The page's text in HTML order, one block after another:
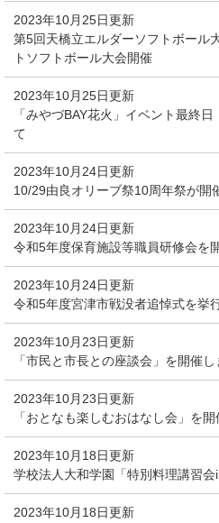
2023年10月25日更新
第5回天橋立エルダーソフトボール
トソフトボール大会開催
2023年10月25日更新
「みやづBAY花火」イベント最終
て
2023年10月24日更新
10/29由良オリーブ祭10周年祭が開
2023年10月24日更新
令和5年度保育施設等職員研修会を
2023年10月24日更新
令和5年度宮津市戦没者追悼式を挙
2023年10月23日更新
「市民と市長との座談会」を開催し
2023年10月23日更新
「おとなも楽しむおはなし会」を
2023年10月18日更新
学校法人大和学園「特別料理講習
2023年10月18日更新